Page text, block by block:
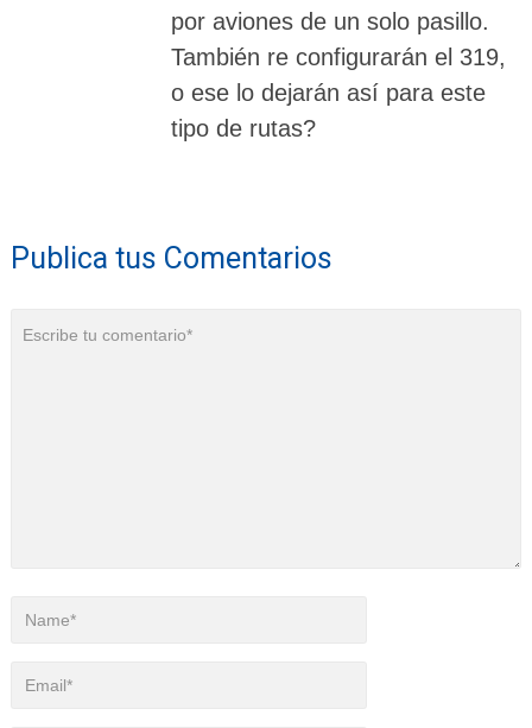
por aviones de un solo pasillo.
También re configurarán el 319,
o ese lo dejarán así para este
tipo de rutas?
Publica tus Comentarios